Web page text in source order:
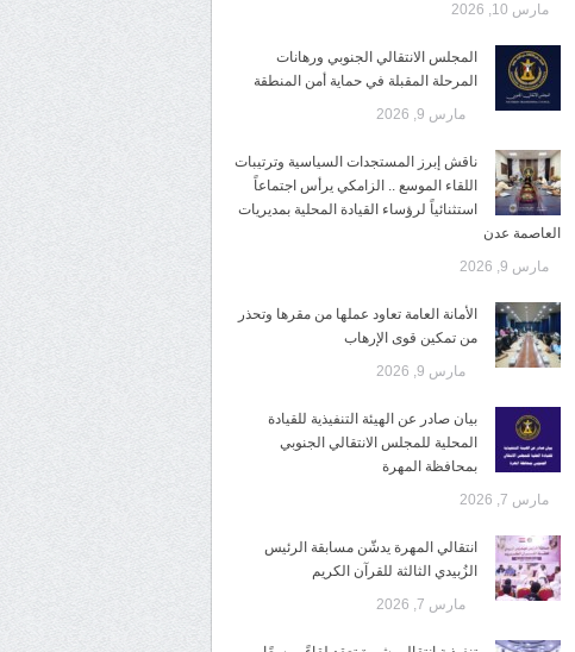
مارس 10, 2026
المجلس الانتقالي الجنوبي ورهانات
المرحلة المقبلة في حماية أمن المنطقة
مارس 9, 2026
ناقش إبرز المستجدات السياسية وترتيبات
اللقاء الموسع .. الزامكي يرأس اجتماعاً
استثنائياً لرؤساء القيادة المحلية بمديريات
العاصمة عدن
مارس 9, 2026
الأمانة العامة تعاود عملها من مقرها وتحذر
من تمكين قوى الإرهاب
مارس 9, 2026
بيان صادر عن الهيئة التنفيذية للقيادة
المحلية للمجلس الانتقالي الجنوبي
بمحافظة المهرة
مارس 7, 2026
انتقالي المهرة يدشّن مسابقة الرئيس
الزُبيدي الثالثة للقرآن الكريم
مارس 7, 2026